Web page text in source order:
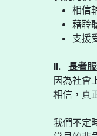
相信
藉聆
支援
II. 長者
因為社會
相信，真
我們不定